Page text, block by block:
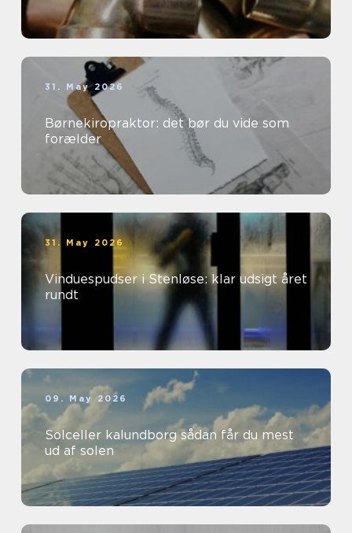
31. May 2026
Børnekiropraktor: det bør du vide som
forælder
31. May 2026
Vinduespudser i Stenløse: klar udsigt året
rundt
09. May 2026
Solceller kalundborg sådan får du mest
ud af solen